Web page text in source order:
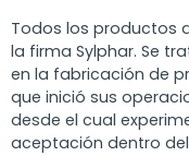
Todos los productos
la firma Sylphar. Se
en la fabricación de
que inició sus
desde el cual
aceptación dentro